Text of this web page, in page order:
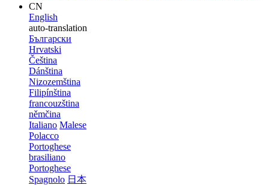
CN
English
auto-translation
Български
Hrvatski
Čeština
Dánština
Nizozemština
Filipínština
francouzština
němčina
Italiano Malese
Polacco
Portoghese
brasiliano
Portoghese
Spagnolo 日本